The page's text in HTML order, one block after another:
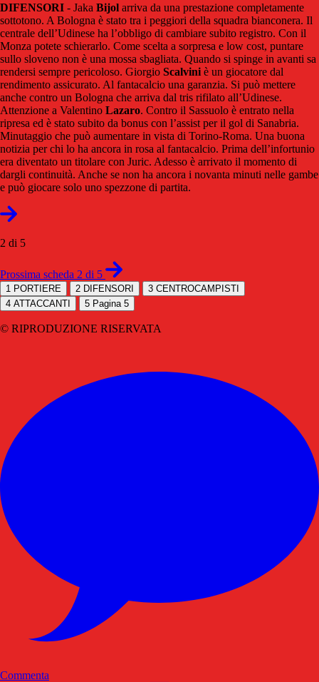
DIFENSORI - Jaka Bijol arriva da una prestazione completamente
sottotono. A Bologna è stato tra i peggiori della squadra bianconera. Il
centrale dell’Udinese ha l’obbligo di cambiare subito registro. Con il
Monza potete schierarlo. Come scelta a sorpresa e low cost, puntare
sullo sloveno non è una mossa sbagliata. Quando si spinge in avanti sa
rendersi sempre pericoloso. Giorgio Scalvini è un giocatore dal
rendimento assicurato. Al fantacalcio una garanzia. Si può mettere
anche contro un Bologna che arriva dal tris rifilato all’Udinese.
Attenzione a Valentino Lazaro. Contro il Sassuolo è entrato nella
ripresa ed è stato subito da bonus con l’assist per il gol di Sanabria.
Minutaggio che può aumentare in vista di Torino-Roma. Una buona
notizia per chi lo ha ancora in rosa al fantacalcio. Prima dell’infortunio
era diventato un titolare con Juric. Adesso è arrivato il momento di
dargli continuità. Anche se non ha ancora i novanta minuti nelle gambe
e può giocare solo uno spezzone di partita.
2 di 5
Prossima scheda 2 di 5
1 PORTIERE 2 DIFENSORI 3 CENTROCAMPISTI
4 ATTACCANTI 5 Pagina 5
© RIPRODUZIONE RISERVATA
Commenta